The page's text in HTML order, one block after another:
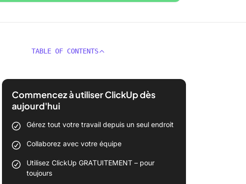
TABLE OF CONTENTS
Commencez à utiliser ClickUp dès
aujourd'hui
Gérez tout votre travail depuis un seul endroit
Collaborez avec votre équipe
Utilisez ClickUp GRATUITEMENT – pour
toujours